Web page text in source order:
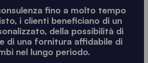
fino a molto tempo
i clienti beneficiano di un
della possibilità di
di una fornitura affidabile di
nel lungo periodo.